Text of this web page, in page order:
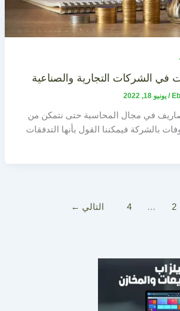
في الشركات التجارية والصناعية
/ يونيو 18, 2022
في مجال المحاسبة حتى نتمكن من
بالشركة فيمكننا القول بأنها التدفقات
2
…
4 التالي ←